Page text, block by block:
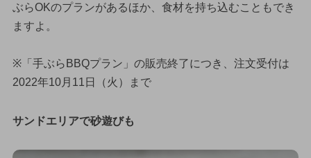
ぶらOKのプランがあるほか、食材を持ち込むこともでき
ますよ。
※「手ぶらBBQプラン」の販売終了につき、注文受付は
2022年10月11日（火）まで
サンドエリアで砂遊びも